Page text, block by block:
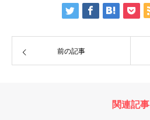
前の記事
関連記事